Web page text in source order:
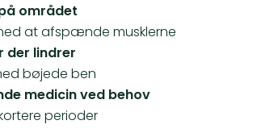
området
at afspænde musklerne
der lindrer
bøjede ben
medicin ved behov
perioder